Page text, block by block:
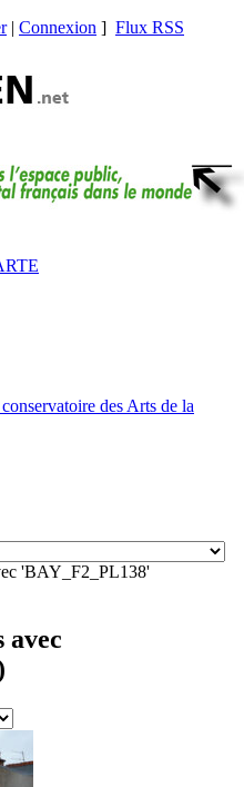
| Connexion ] Flux RSS
des Arts de la
'BAY_F2_PL138'
avec